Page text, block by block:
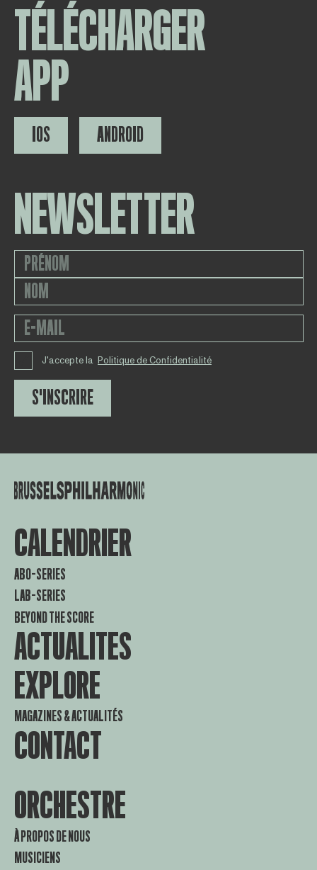
TÉLÉCHARGER
APP
IOS ANDROID
NEWSLETTER
J'accepte la Politique de Confidentialité
S'INSCRIRE
CALENDRIER
ABO-SERIES
LAB-SERIES
BEYOND THE SCORE
ACTUALITES
EXPLORE
MAGAZINES & ACTUALITÉS
CONTACT
ORCHESTRE
À PROPOS DE NOUS
MUSICIENS